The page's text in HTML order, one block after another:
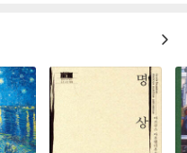
의 위작이라고 분류한다. 그러나
학자에 관하여), 「힙파르코스」
다움에 관하여), 「클레이토폰」,
작인 것 같다.
플라톤이 쓴 것 같고 두 번째,